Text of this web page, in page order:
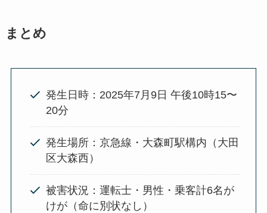
まとめ
発生日時：2025年7月9日 午後10時15〜
20分
発生場所：京急線・大森町駅構内（大田
区大森西）
被害状況：運転士・男性・乗客計6名が
けが（命に別状なし）